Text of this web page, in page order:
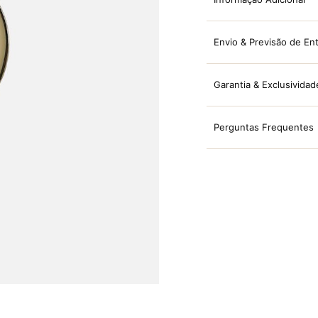
Envio & Previsão de
Garantia &
Perguntas Frequentes